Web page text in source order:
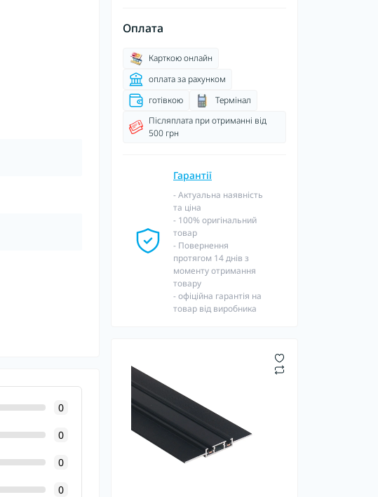
Оплата
Карткою онлайн
оплата за рахунком
готівкою
Термінал
Післяплата при отриманні від
500 грн
Гарантії
- Актуальна наявність
та ціна
- 100% оригінальний
товар
- Повернення
протягом 14 днів з
моменту отримання
товару
- офіційна гарантія на
товар від виробника
0
0
0
0